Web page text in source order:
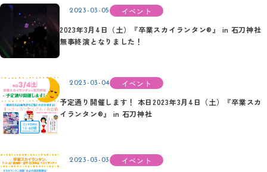
2023-03-05
イベント
2023年3月4日（土）『卒業スカイランタン®』 in 石刀神社
無事終演となりました！
2023-03-04
イベント
予定通り開催します！ 本日2023年3月4日（土）『卒業スカ
イランタン®』 in 石刀神社
2023-03-03
イベント